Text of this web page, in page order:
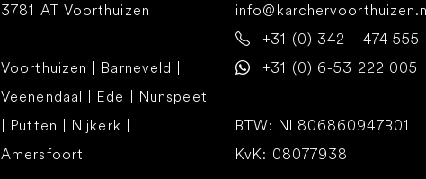
3781 AT Voorthuizen
Voorthuizen | Barneveld |
Veenendaal | Ede | Nunspeet
| Putten | Nijkerk |
Amersfoort
+31 (0) 342 – 474 555
+31 (0) 6-53 222 005
BTW: NL806860947B01
KvK: 08077938